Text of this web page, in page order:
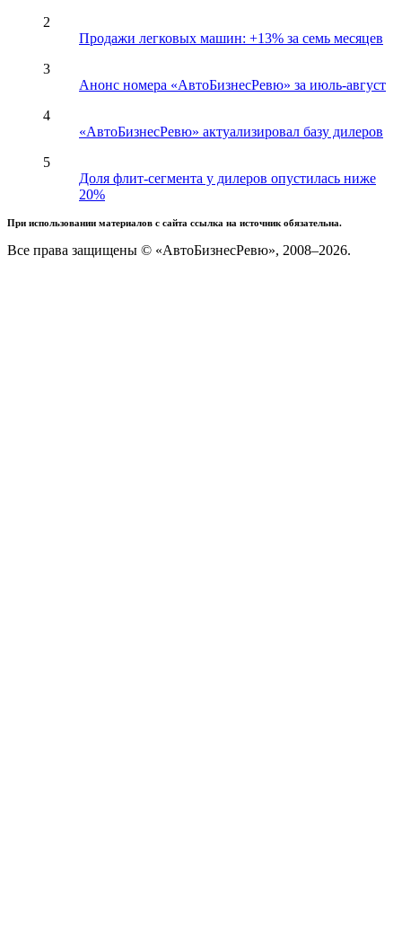
2
Продажи легковых машин: +13% за семь месяцев
3
Анонс номера «АвтоБизнесРевю» за июль-август
4
«АвтоБизнесРевю» актуализировал базу дилеров
5
Доля флит-сегмента у дилеров опустилась ниже
20%
При использовании материалов с сайта ссылка на источник обязательна.
Все права защищены © «АвтоБизнесРевю», 2008–2026.